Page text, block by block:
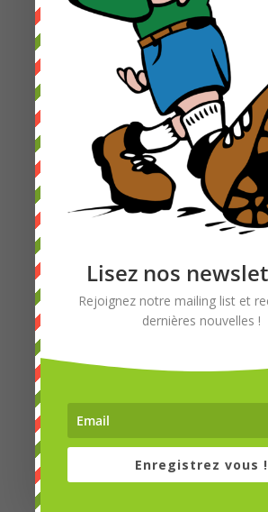
Lisez nos
Rejoignez notre mailing list et
dernières nouvelles !
Enregistrez vous !